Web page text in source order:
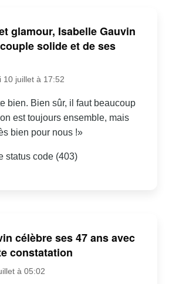
glamour, Isabelle Gauvin
solide et de ses
10 juillet à 17:52
bien. Bien sûr, il faut beaucoup
est toujours ensemble, mais
bien pour nous !»
status code (403)
célèbre ses 47 ans avec
constatation
à 05:02